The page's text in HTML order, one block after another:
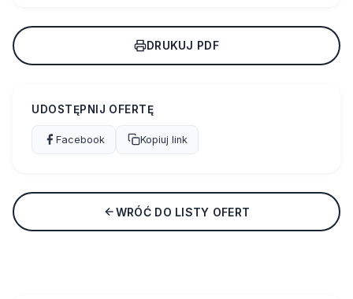
DRUKUJ PDF
UDOSTĘPNIJ OFERTĘ
Facebook Kopiuj link
WRÓĆ DO LISTY OFERT